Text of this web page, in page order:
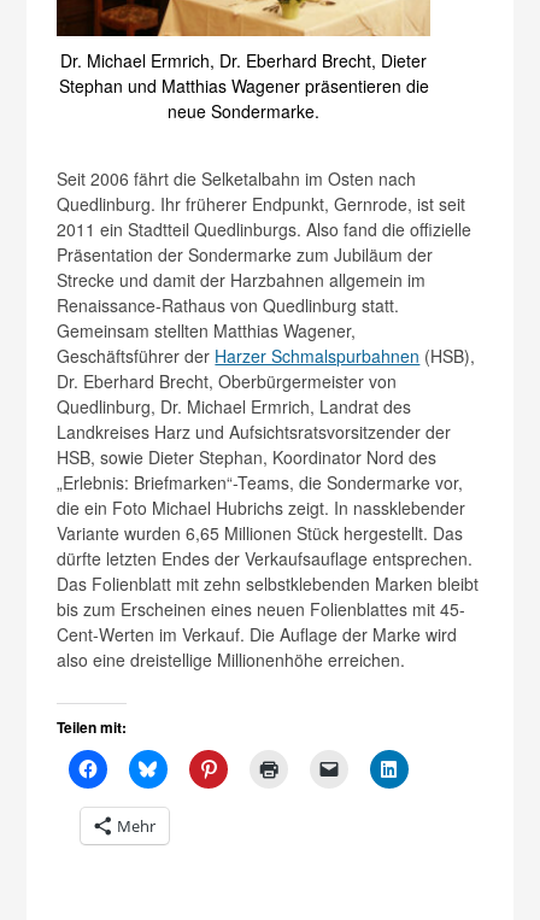
Dr. Michael Ermrich, Dr. Eberhard Brecht, Dieter
Stephan und Matthias Wagener präsentieren die
neue Sondermarke.
Seit 2006 fährt die Selketalbahn im Osten nach
Quedlinburg. Ihr früherer Endpunkt, Gernrode, ist seit
2011 ein Stadtteil Quedlinburgs. Also fand die offizielle
Präsentation der Sondermarke zum Jubiläum der
Strecke und damit der Harzbahnen allgemein im
Renaissance-Rathaus von Quedlinburg statt.
Gemeinsam stellten Matthias Wagener,
Geschäftsführer der Harzer Schmalspurbahnen (HSB),
Dr. Eberhard Brecht, Oberbürgermeister von
Quedlinburg, Dr. Michael Ermrich, Landrat des
Landkreises Harz und Aufsichtsratsvorsitzender der
HSB, sowie Dieter Stephan, Koordinator Nord des
„Erlebnis: Briefmarken“-Teams, die Sondermarke vor,
die ein Foto Michael Hubrichs zeigt. In nassklebender
Variante wurden 6,65 Millionen Stück hergestellt. Das
dürfte letzten Endes der Verkaufsauflage entsprechen.
Das Folienblatt mit zehn selbstklebenden Marken bleibt
bis zum Erscheinen eines neuen Folienblattes mit 45-
Cent-Werten im Verkauf. Die Auflage der Marke wird
also eine dreistellige Millionenhöhe erreichen.
Teilen mit:
Mehr